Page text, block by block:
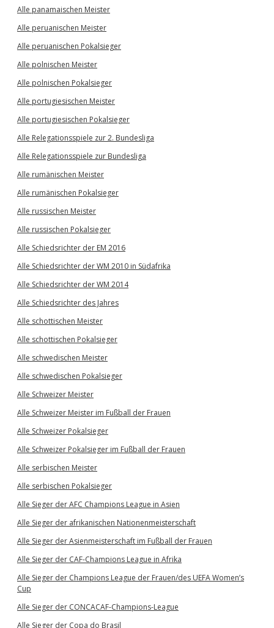
Alle panamaischen Meister
Alle peruanischen Meister
Alle peruanischen Pokalsieger
Alle polnischen Meister
Alle polnischen Pokalsieger
Alle portugiesischen Meister
Alle portugiesischen Pokalsieger
Alle Relegationsspiele zur 2. Bundesliga
Alle Relegationsspiele zur Bundesliga
Alle rumänischen Meister
Alle rumänischen Pokalsieger
Alle russischen Meister
Alle russischen Pokalsieger
Alle Schiedsrichter der EM 2016
Alle Schiedsrichter der WM 2010 in Südafrika
Alle Schiedsrichter der WM 2014
Alle Schiedsrichter des Jahres
Alle schottischen Meister
Alle schottischen Pokalsieger
Alle schwedischen Meister
Alle schwedischen Pokalsieger
Alle Schweizer Meister
Alle Schweizer Meister im Fußball der Frauen
Alle Schweizer Pokalsieger
Alle Schweizer Pokalsieger im Fußball der Frauen
Alle serbischen Meister
Alle serbischen Pokalsieger
Alle Sieger der AFC Champions League in Asien
Alle Sieger der afrikanischen Nationenmeisterschaft
Alle Sieger der Asienmeisterschaft im Fußball der Frauen
Alle Sieger der CAF-Champions League in Afrika
Alle Sieger der Champions League der Frauen/des UEFA Women’s
Cup
Alle Sieger der CONCACAF-Champions-League
Alle Sieger der Copa do Brasil